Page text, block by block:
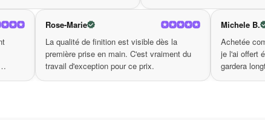
m'a agréablement
sont soignées,
premium. Très bonne
Rose-Marie
La qualité de finition est visible dès la
première prise en main. C'est
travail d'exception pour ce prix.